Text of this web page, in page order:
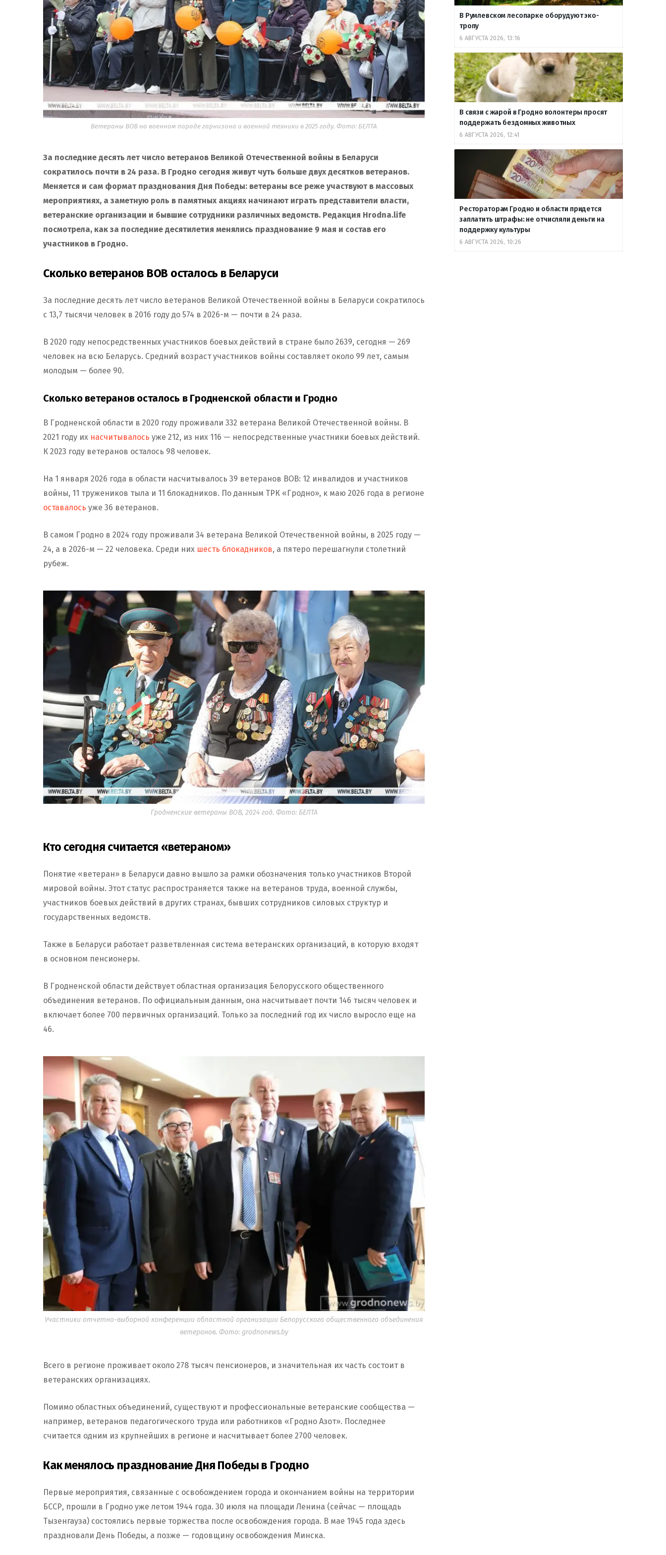
Ветераны ВОВ на военном параде гарнизона и военной техники в 2025 году. Фото: БЕЛТА
За последние десять лет число ветеранов Великой Отечественной войны в Беларуси
сократилось почти в 24 раза. В Гродно сегодня живут чуть больше двух десятков ветеранов.
Меняется и сам формат празднования Дня Победы: ветераны все реже участвуют в массовых
мероприятиях, а заметную роль в памятных акциях начинают играть представители власти,
ветеранские организации и бывшие сотрудники различных ведомств. Редакция Hrodna.life
посмотрела, как за последние десятилетия менялись празднование 9 мая и состав его
участников в Гродно.
Сколько ветеранов ВОВ осталось в Беларуси
За последние десять лет число ветеранов Великой Отечественной войны в Беларуси сократилось
с 13,7 тысячи человек в 2016 году до 574 в 2026-м — почти в 24 раза.
В 2020 году непосредственных участников боевых действий в стране было 2639, сегодня — 269
человек на всю Беларусь. Средний возраст участников войны составляет около 99 лет, самым
молодым — более 90.
Сколько ветеранов осталось в Гродненской области и Гродно
В Гродненской области в 2020 году проживали 332 ветерана Великой Отечественной войны. В
2021 году их насчитывалось уже 212, из них 116 — непосредственные участники боевых действий.
К 2023 году ветеранов осталось 98 человек.
На 1 января 2026 года в области насчитывалось 39 ветеранов ВОВ: 12 инвалидов и участников
войны, 11 тружеников тыла и 11 блокадников. По данным ТРК «Гродно», к маю 2026 года в регионе
оставалось уже 36 ветеранов.
В самом Гродно в 2024 году проживали 34 ветерана Великой Отечественной войны, в 2025 году —
24, а в 2026-м — 22 человека. Среди них шесть блокадников, а пятеро перешагнули столетний
рубеж.
Гродненские ветераны ВОВ, 2024 год. Фото: БЕЛТА
Кто сегодня считается «ветераном»
Понятие «ветеран» в Беларуси давно вышло за рамки обозначения только участников Второй
мировой войны. Этот статус распространяется также на ветеранов труда, военной службы,
участников боевых действий в других странах, бывших сотрудников силовых структур и
государственных ведомств.
Также в Беларуси работает разветвленная система ветеранских организаций, в которую входят
в основном пенсионеры.
В Гродненской области действует областная организация Белорусского общественного
объединения ветеранов. По официальным данным, она насчитывает почти 146 тысяч человек и
включает более 700 первичных организаций. Только за последний год их число выросло еще на
46.
Участники отчетно-выборной конференции областной организации Белорусского общественного объединения
ветеранов. Фото: grodnonews.by
Всего в регионе проживает около 278 тысяч пенсионеров, и значительная их часть состоит в
ветеранских организациях.
Помимо областных объединений, существуют и профессиональные ветеранские сообщества —
например, ветеранов педагогического труда или работников «Гродно Азот». Последнее
считается одним из крупнейших в регионе и насчитывает более 2700 человек.
Как менялось празднование Дня Победы в Гродно
Первые мероприятия, связанные с освобождением города и окончанием войны на территории
БССР, прошли в Гродно уже летом 1944 года. 30 июля на площади Ленина (сейчас — площадь
Тызенгауза) состоялись первые торжества после освобождения города. В мае 1945 года здесь
праздновали День Победы, а позже — годовщину освобождения Минска.
В Румлевском лесопарке оборудуют эко-
тропу
6 АВГУСТА 2026, 13:16
В связи с жарой в Гродно волонтеры просят
поддержать бездомных животных
6 АВГУСТА 2026, 12:41
Рестораторам Гродно и области придется
заплатить штрафы: не отчисляли деньги на
поддержку культуры
6 АВГУСТА 2026, 10:26